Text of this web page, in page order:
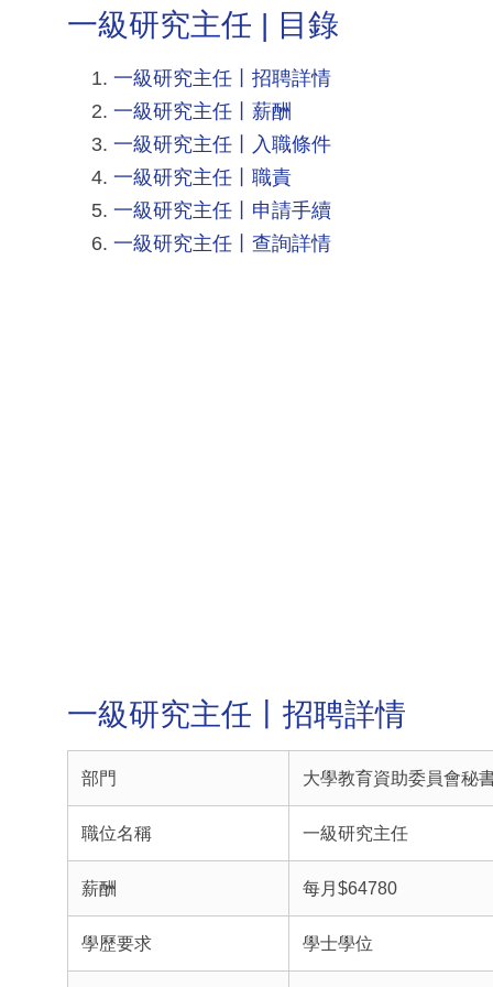
一級研究主任 | 目錄
一級研究主任丨招聘詳情
一級研究主任丨薪酬
一級研究主任丨入職條件
一級研究主任丨職責
一級研究主任丨申請手續
一級研究主任丨查詢詳情
一級研究主任丨招聘詳情
部門 大學教育資助委員會秘
職位名稱 一級研究主任
薪酬 每月$64780
學歷要求 學士學位